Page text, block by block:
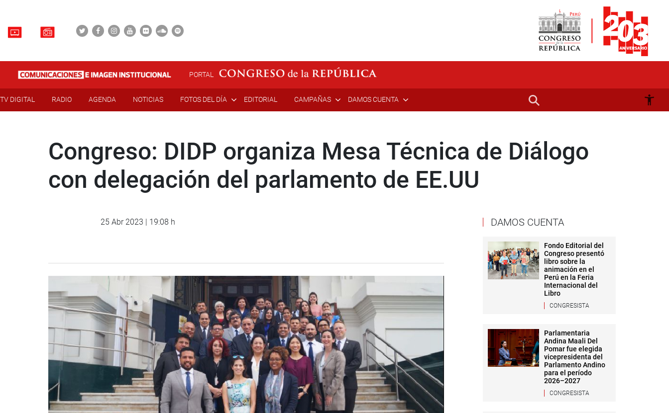
PORTAL
TV DIGITAL RADIO AGENDA NOTICIAS FOTOS DEL DÍA EDITORIAL CAMPAÑAS DAMOS CUENTA
Congreso: DIDP organiza Mesa Técnica de Diálogo
con delegación del parlamento de EE.UU
25 Abr 2023 | 19:08 h DAMOS CUENTA
Fondo Editorial del
Congreso presentó
libro sobre la
animación en el
Perú en la Feria
Internacional del
Libro
CONGRESISTA
Parlamentaria
Andina Maali Del
Pomar fue elegida
vicepresidenta del
Parlamento Andino
para el período
2026–2027
CONGRESISTA